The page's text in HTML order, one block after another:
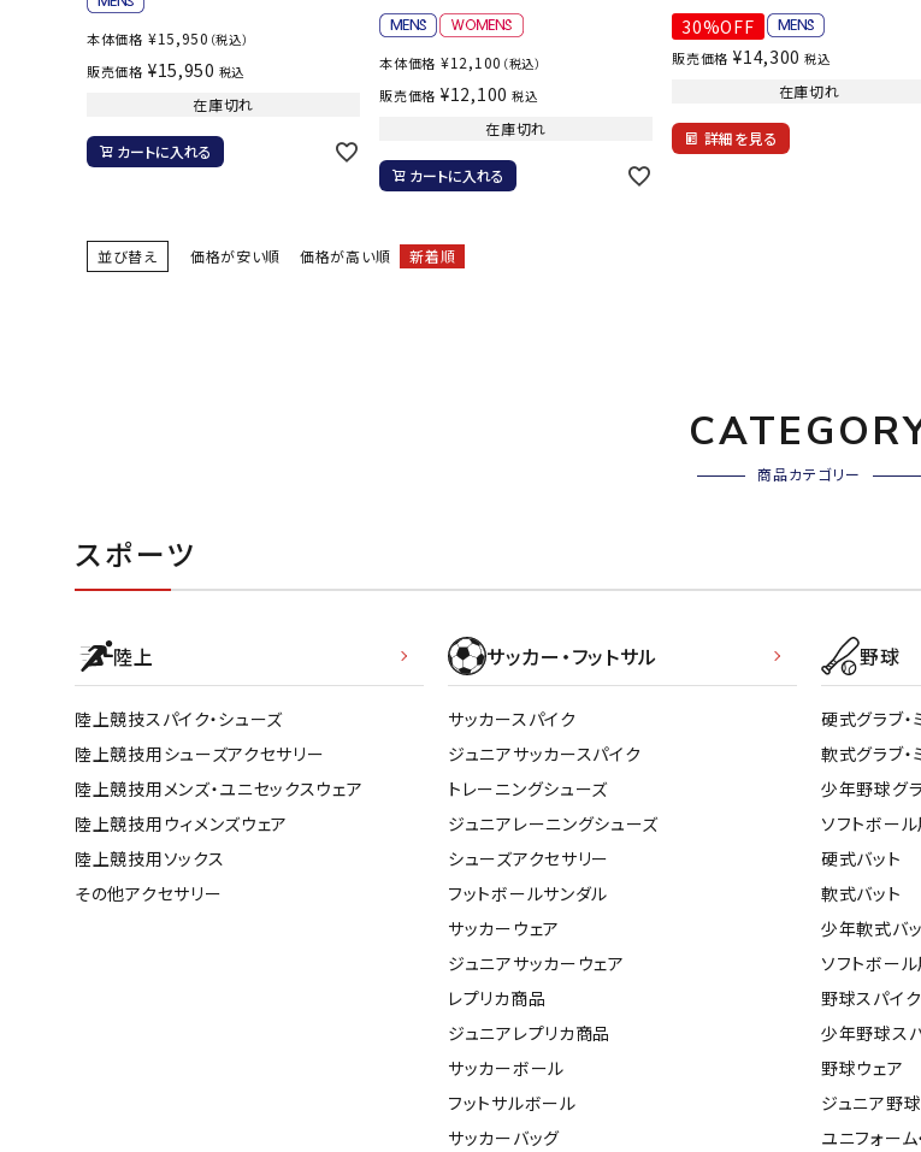
ウォーキング
ウィメンズウォーキングシューズ
フィットネス・ヨガ
ヨガウェア
トレーニング・ジ
ウィメンズウェア
コンプレッションウェア
ジュニアシューズ
ブーツ・サンダル
その他アクセサリー
Rawlings
Wacoal CW-X
本体価格 ¥15,950 （税込）
販売価格 ¥15,950 税込
在庫切れ
カートに入れる
本体価格 ¥12,100 （税込）
販売価格 ¥12,100 税込
在庫切れ
カートに入れる
30%OFF
販売価格 ¥14,300 税込
在庫切れ
詳細を見る
並び替え 価格が安い順 価格が高い順 新着順
商品カテゴリー
スポーツ
陸上
陸上競技スパイク・シューズ
陸上競技用シューズアクセサリー
陸上競技用メンズ・ユニセックスウェア
陸上競技用ウィメンズウェア
陸上競技用ソックス
その他アクセサリー
サッカー・フットサル
サッカースパイク
ジュニアサッカースパイク
トレーニングシューズ
ジュニアレーニングシューズ
シューズアクセサリー
フットボールサンダル
サッカーウェア
ジュニアサッカーウェア
レプリカ商品
ジュニアレプリカ商品
サッカーボール
フットサルボール
サッカーバッグ
野球
硬式グラブ・
軟式グラブ・
少年野球グラ
ソフトボール
硬式バット
軟式バット
少年軟式バ
ソフトボール
野球スパイ
少年野球ス
野球ウェア
ジュニア野
ユニフォーム